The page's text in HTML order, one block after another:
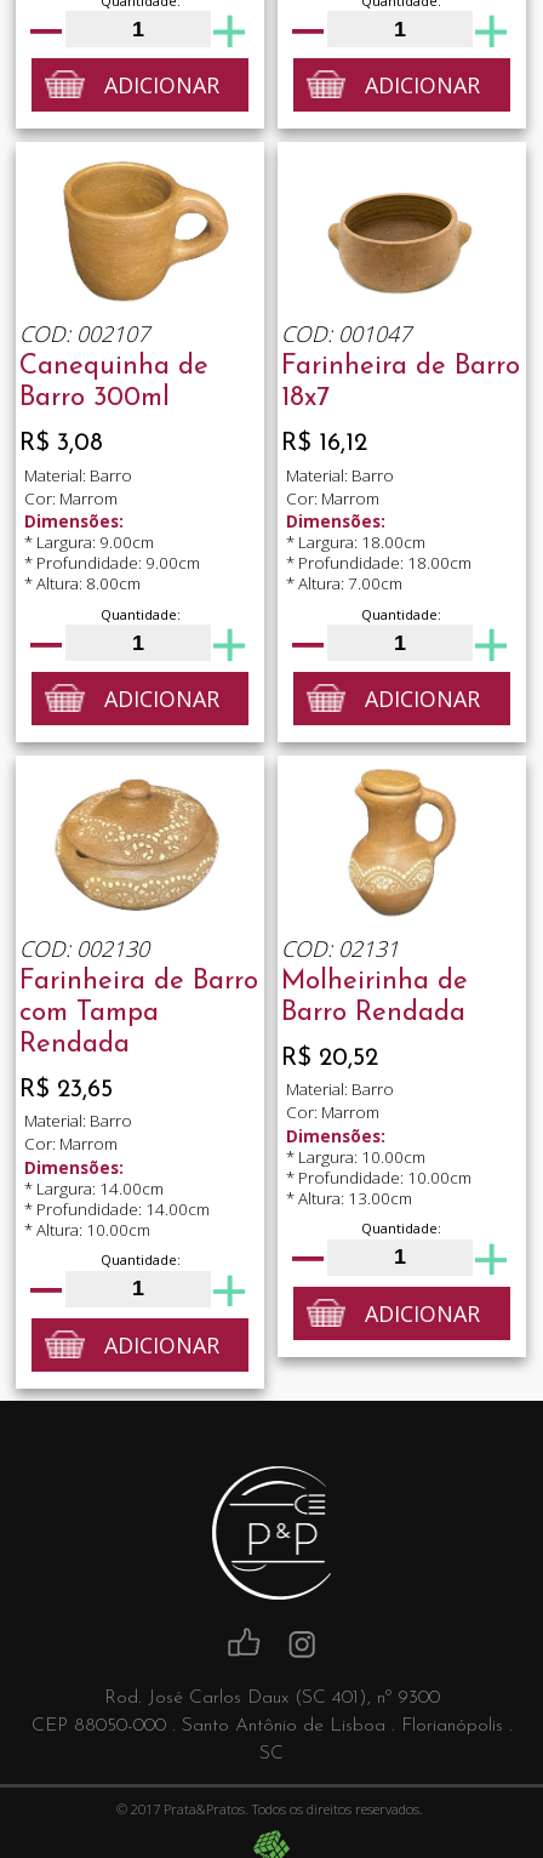
ADICIONAR ADICIONAR
COD: 002107
Canequinha de
Barro 300ml
R$ 3,08
Material: Barro
Cor: Marrom
Dimensões:
* Largura: 9.00cm
* Profundidade: 9.00cm
* Altura: 8.00cm
Quantidade:
ADICIONAR
COD: 001047
Farinheira de Barro
18x7
R$ 16,12
Material: Barro
Cor: Marrom
Dimensões:
* Largura: 18.00cm
* Profundidade: 18.00cm
* Altura: 7.00cm
Quantidade:
ADICIONAR
COD: 002130
Farinheira de Barro
com Tampa
Rendada
R$ 23,65
Material: Barro
Cor: Marrom
Dimensões:
* Largura: 14.00cm
* Profundidade: 14.00cm
* Altura: 10.00cm
Quantidade:
ADICIONAR
COD: 02131
Molheirinha de
Barro Rendada
R$ 20,52
Material: Barro
Cor: Marrom
Dimensões:
* Largura: 10.00cm
* Profundidade: 10.00cm
* Altura: 13.00cm
Quantidade:
ADICIONAR
Rod. José Carlos Daux (SC 401), nº 9300
CEP 88050-000 . Santo Antônio de Lisboa . Florianópolis .
SC
© 2017 Prata&Pratos. Todos os direitos reservados.